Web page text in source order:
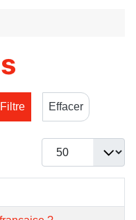
Filtre
Effacer
Afficher #